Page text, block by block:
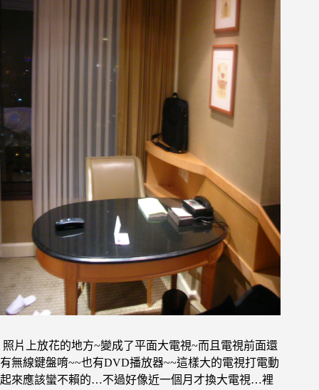
照片上放花的地方~變成了平面大電視~而且電視前面還
有無線鍵盤唷~~也有DVD播放器~~這樣大的電視打電動
起來應該蠻不賴的…不過好像近一個月才換大電視…裡